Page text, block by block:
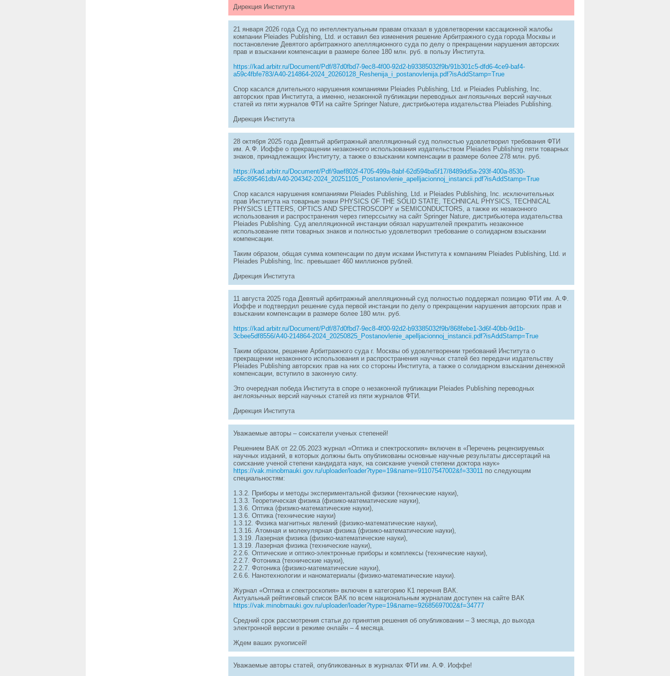
Дирекция Института
21 января 2026 года Суд по интеллектуальным правам отказал в удовлетворении кассационной жалобы
компании Pleiades Publishing, Ltd. и оставил без изменения решение Арбитражного суда города Москвы и
постановление Девятого арбитражного апелляционного суда по делу о прекращении нарушения авторских
прав и взыскании компенсации в размере более 180 млн. руб. в пользу Института.
https://kad.arbitr.ru/Document/Pdf/87d0fbd7-9ec8-4f00-92d2-b93385032f9b/91b301c5-dfd6-4ce9-baf4-
a59c4fbfe783/A40-214864-2024_20260128_Reshenija_i_postanovlenija.pdf?isAddStamp=True
Спор касался длительного нарушения компаниями Pleiades Publishing, Ltd. и Pleiades Publishing, Inc.
авторских прав Института, а именно, незаконной публикации переводных англоязычных версий научных
статей из пяти журналов ФТИ на сайте Springer Nature, дистрибьютера издательства Pleiades Publishing.
Дирекция Института
28 октября 2025 года Девятый арбитражный апелляционный суд полностью удовлетворил требования ФТИ
им. А.Ф. Иоффе о прекращении незаконного использования издательством Pleiades Publishing пяти товарных
знаков, принадлежащих Институту, а также о взыскании компенсации в размере более 278 млн. руб.
https://kad.arbitr.ru/Document/Pdf/9aef802f-4705-499a-8abf-62d594ba5f17/8489dd5a-293f-400a-8530-
a56c895461db/A40-204342-2024_20251105_Postanovlenie_apelljacionnoj_instancii.pdf?isAddStamp=True
Спор касался нарушения компаниями Pleiades Publishing, Ltd. и Pleiades Publishing, Inc. исключительных
прав Института на товарные знаки PHYSICS OF THE SOLID STATE, TECHNICAL PHYSICS, TECHNICAL
PHYSICS LETTERS, OPTICS AND SPECTROSCOPY и SEMICONDUCTORS, а также их незаконного
использования и распространения через гиперссылку на сайт Springer Nature, дистрибьютера издательства
Pleiades Publishing. Суд апелляционной инстанции обязал нарушителей прекратить незаконное
использование пяти товарных знаков и полностью удовлетворил требование о солидарном взыскании
компенсации.
Таким образом, общая сумма компенсации по двум исками Института к компаниям Pleiades Publishing, Ltd. и
Pleiades Publishing, Inc. превышает 460 миллионов рублей.
Дирекция Института
11 августа 2025 года Девятый арбитражный апелляционный суд полностью поддержал позицию ФТИ им. А.Ф.
Иоффе и подтвердил решение суда первой инстанции по делу о прекращении нарушения авторских прав и
взыскании компенсации в размере более 180 млн. руб.
https://kad.arbitr.ru/Document/Pdf/87d0fbd7-9ec8-4f00-92d2-b93385032f9b/868febe1-3d6f-40bb-9d1b-
3cbee5df8556/A40-214864-2024_20250825_Postanovlenie_apelljacionnoj_instancii.pdf?isAddStamp=True
Таким образом, решение Арбитражного суда г. Москвы об удовлетворении требований Института о
прекращении незаконного использования и распространения научных статей без передачи издательству
Pleiades Publishing авторских прав на них со стороны Института, а также о солидарном взыскании денежной
компенсации, вступило в законную силу.
Это очередная победа Института в споре о незаконной публикации Pleiades Publishing переводных
англоязычных версий научных статей из пяти журналов ФТИ.
Дирекция Института
Уважаемые авторы – соискатели ученых степеней!
Решением ВАК от 22.05.2023 журнал «Оптика и спектроскопия» включен в «Перечень рецензируемых
научных изданий, в которых должны быть опубликованы основные научные результаты диссертаций на
соискание ученой степени кандидата наук, на соискание ученой степени доктора наук»
https://vak.minobrnauki.gov.ru/uploader/loader?type=19&name=91107547002&f=33011 по следующим
специальностям:
1.3.2. Приборы и методы экспериментальной физики (технические науки),
1.3.3. Теоретическая физика (физико-математические науки),
1.3.6. Оптика (физико-математические науки),
1.3.6. Оптика (технические науки)
1.3.12. Физика магнитных явлений (физико-математические науки),
1.3.16. Атомная и молекулярная физика (физико-математические науки),
1.3.19. Лазерная физика (физико-математические науки),
1.3.19. Лазерная физика (технические науки),
2.2.6. Оптические и оптико-электронные приборы и комплексы (технические науки),
2.2.7. Фотоника (технические науки),
2.2.7. Фотоника (физико-математические науки),
2.6.6. Нанотехнологии и наноматериалы (физико-математические науки).
Журнал «Оптика и спектроскопия» включен в категорию К1 перечня ВАК.
Актуальный рейтинговый список ВАК по всем национальным журналам доступен на сайте ВАК
https://vak.minobrnauki.gov.ru/uploader/loader?type=19&name=92685697002&f=34777
Средний срок рассмотрения статьи до принятия решения об опубликовании – 3 месяца, до выхода
электронной версии в режиме онлайн – 4 месяца.
Ждем ваших рукописей!
Уважаемые авторы статей, опубликованных в журналах ФТИ им. А.Ф. Иоффе!